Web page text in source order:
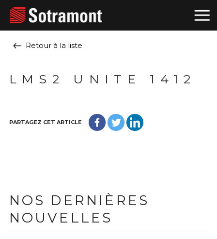
Retour à la liste
LMS2 UNITE 1412
PARTAGEZ CET ARTICLE
NOS DERNIÈRES
NOUVELLES